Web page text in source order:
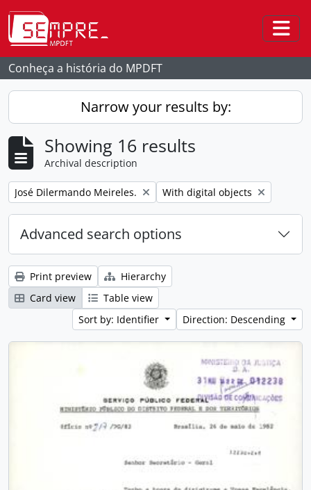
Skip to main content
Conheça a história do MPDFT
Narrow your results by:
Showing 16 results
Archival description
Remove filter:
José Dilermando Meireles. Remove filter:
With digital objects
Advanced search options
Print preview
Hierarchy
Card view
Table view
Sort by: Identifier
Direction: Descending